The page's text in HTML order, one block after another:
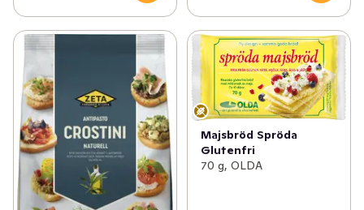
Majsbröd Spröda
Glutenfri
70 g, OLDA